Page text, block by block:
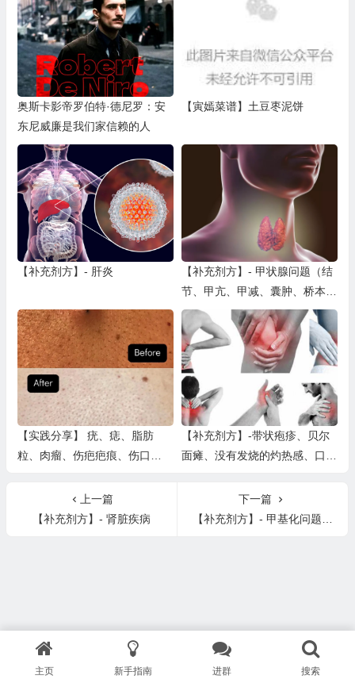
奥斯卡影帝罗伯特·德尼罗：安
东尼威廉是我们家信赖的人
【寅嫣菜谱】土豆枣泥饼
【补充剂方】- 肝炎
【补充剂方】- 甲状腺问题（结
节、甲亢、甲减、囊肿、桥本、
（弥漫性）甲状腺炎、甲状腺癌
【实践分享】 疣、痣、脂肪
粒、肉瘤、伤疤疤痕、伤口
【补充剂方】-带状疱疹、贝尔
面瘫、没有发烧的灼热感、口腔
上一篇
【补充剂方】- 肾脏疾病
下一篇
【补充剂方】- 甲基化问题 （MTHFR基因突变）
主页 新手指南 进群 搜索